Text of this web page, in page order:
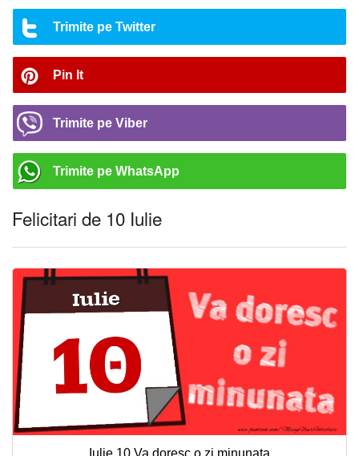
Trimite pe Twitter
Pin It
Trimite pe Viber
Trimite pe WhatsApp
Felicitari de 10 Iulie
Iulie 10 Va doresc o zi minunata